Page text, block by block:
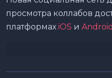
просмотра коллабов
платформах iOS и Android